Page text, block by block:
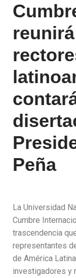
Peña
La Universidad
Cumbre
trascendencia
representantes
de América
investigadores y